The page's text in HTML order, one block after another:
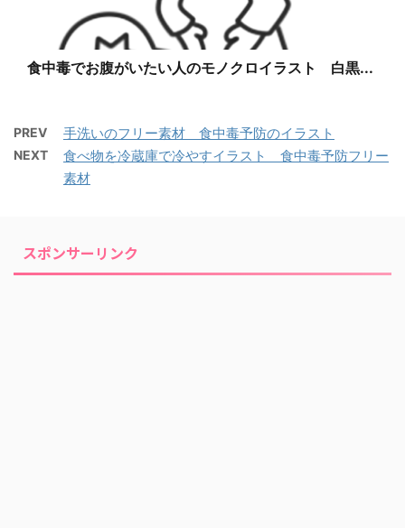
食中毒でお腹がいたい人のモノクロイラスト 白黒...
PREV 手洗いのフリー素材 食中毒予防のイラスト
NEXT
食べ物を冷蔵庫で冷やすイラスト 食中毒予防フリー
素材
スポンサーリンク